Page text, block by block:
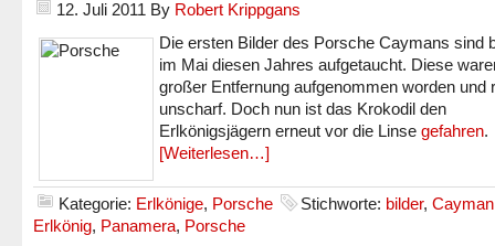
12. Juli 2011 By Robert Krippgans
Die ersten Bilder des Porsche Caymans sind
im Mai diesen Jahres aufgetaucht. Diese
großer Entfernung aufgenommen worden und
unscharf. Doch nun ist das Krokodil den
Erlkönigsjägern erneut vor die Linse gefahren.
[Weiterlesen…]
Kategorie: Erlkönige, Porsche Stichworte: bilder, Cayman
Erlkönig, Panamera, Porsche